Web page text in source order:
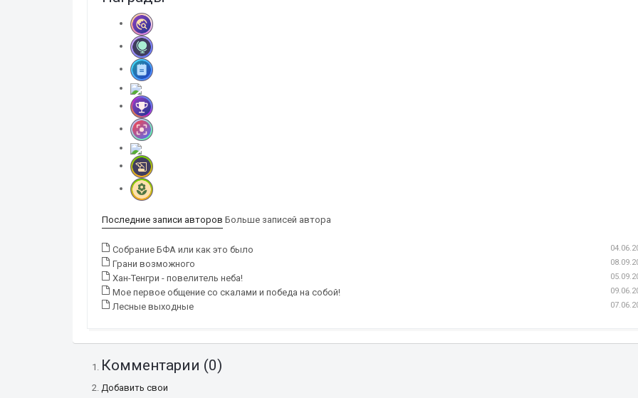
Последние записи авторов Больше записей автора
Собрание БФА или как это было
Грани возможного
Хан-Тенгри - повелитель неба!
Мое первое общение со скалами и победа на собой!
Лесные выходные
Комментарии (0)
Добавить свои